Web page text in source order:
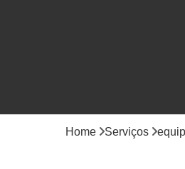
Home Serviços